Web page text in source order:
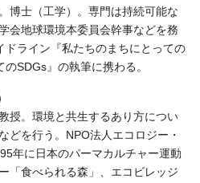
博士（工学）。専門は持続可能な
会地球環境本委員会幹事などを務
ドライン『私たちのまちにとっての
SDGs』の執筆に携わる。
授。環境と共生するあり方につい
どを行う。NPO法人エコロジー・
年に日本のパーマカルチャー運動
「食べられる森」、エコビレッジ